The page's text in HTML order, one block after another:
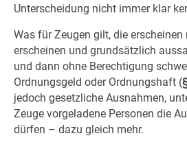
Unterscheidung nicht immer klar
Was für Zeugen gilt, die
erscheinen und grundsätzlich
und dann ohne Berechtigung
Ordnungsgeld oder Ordnungshaft (
jedoch gesetzliche Ausnahmen,
Zeuge vorgeladene Personen die
dürfen – dazu gleich mehr.